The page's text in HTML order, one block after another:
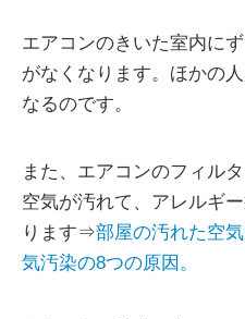
エアコンのきいた室内に
がなくなります。ほかの
なるのです。
また、エアコンのフィル
空気が汚れて、アレルギ
ります⇒部屋の汚れた空
気汚染の8つの原因。